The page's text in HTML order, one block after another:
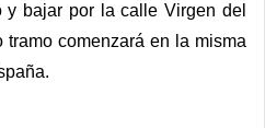
bajar por la calle Virgen del
comenzará en la misma